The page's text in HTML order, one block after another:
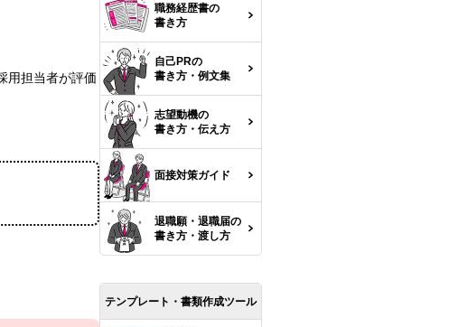
用担当者が評価
職務経歴書の
書き方
自己PRの
書き方・例文集
志望動機の
書き方・伝え方
面接対策ガイド
退職願・退職届の
書き方・渡し方
テンプレート・書類作成ツール